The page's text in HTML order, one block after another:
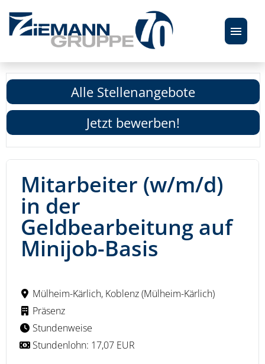
STELLENANGEBOTE
ÜBER UNS
Alle Stellenangebote
Jetzt bewerben!
Mitarbeiter (w/m/d)
in der
Geldbearbeitung auf
Minijob-Basis
Mülheim-Kärlich, Koblenz (Mülheim-Kärlich)
Präsenz
Stundenweise
Stundenlohn: 17,07 EUR